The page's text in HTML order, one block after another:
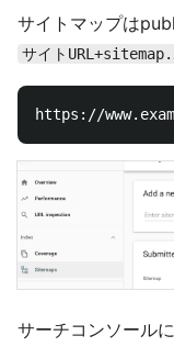
サイトマップは
サイト
サーチコンソール